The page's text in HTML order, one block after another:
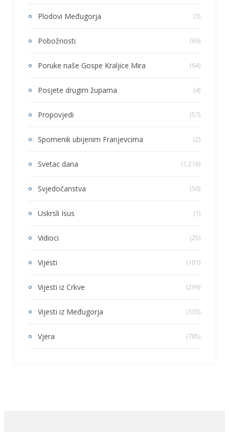
Plodovi Međugorja (3)
Pobožnosti (69)
Poruke naše Gospe Kraljice Mira (64)
Posjete drugim župama (4)
Propovjedi (57)
Spomenik ubijenim Franjevcima (2)
Svetac dana (1,216)
Svjedočanstva (56)
Uskrsli Isus (1)
Vidioci (25)
Vijesti (181)
Vijesti iz Crkve (299)
Vijesti iz Međugorja (335)
Vjera (785)